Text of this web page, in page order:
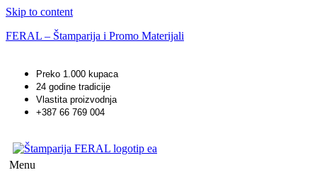
Skip to content
FERAL – Štamparija i Promo Materijali
Preko 1.000 kupaca
24 godine tradicije
Vlastita proizvodnja
+387 66 769 004
Menu